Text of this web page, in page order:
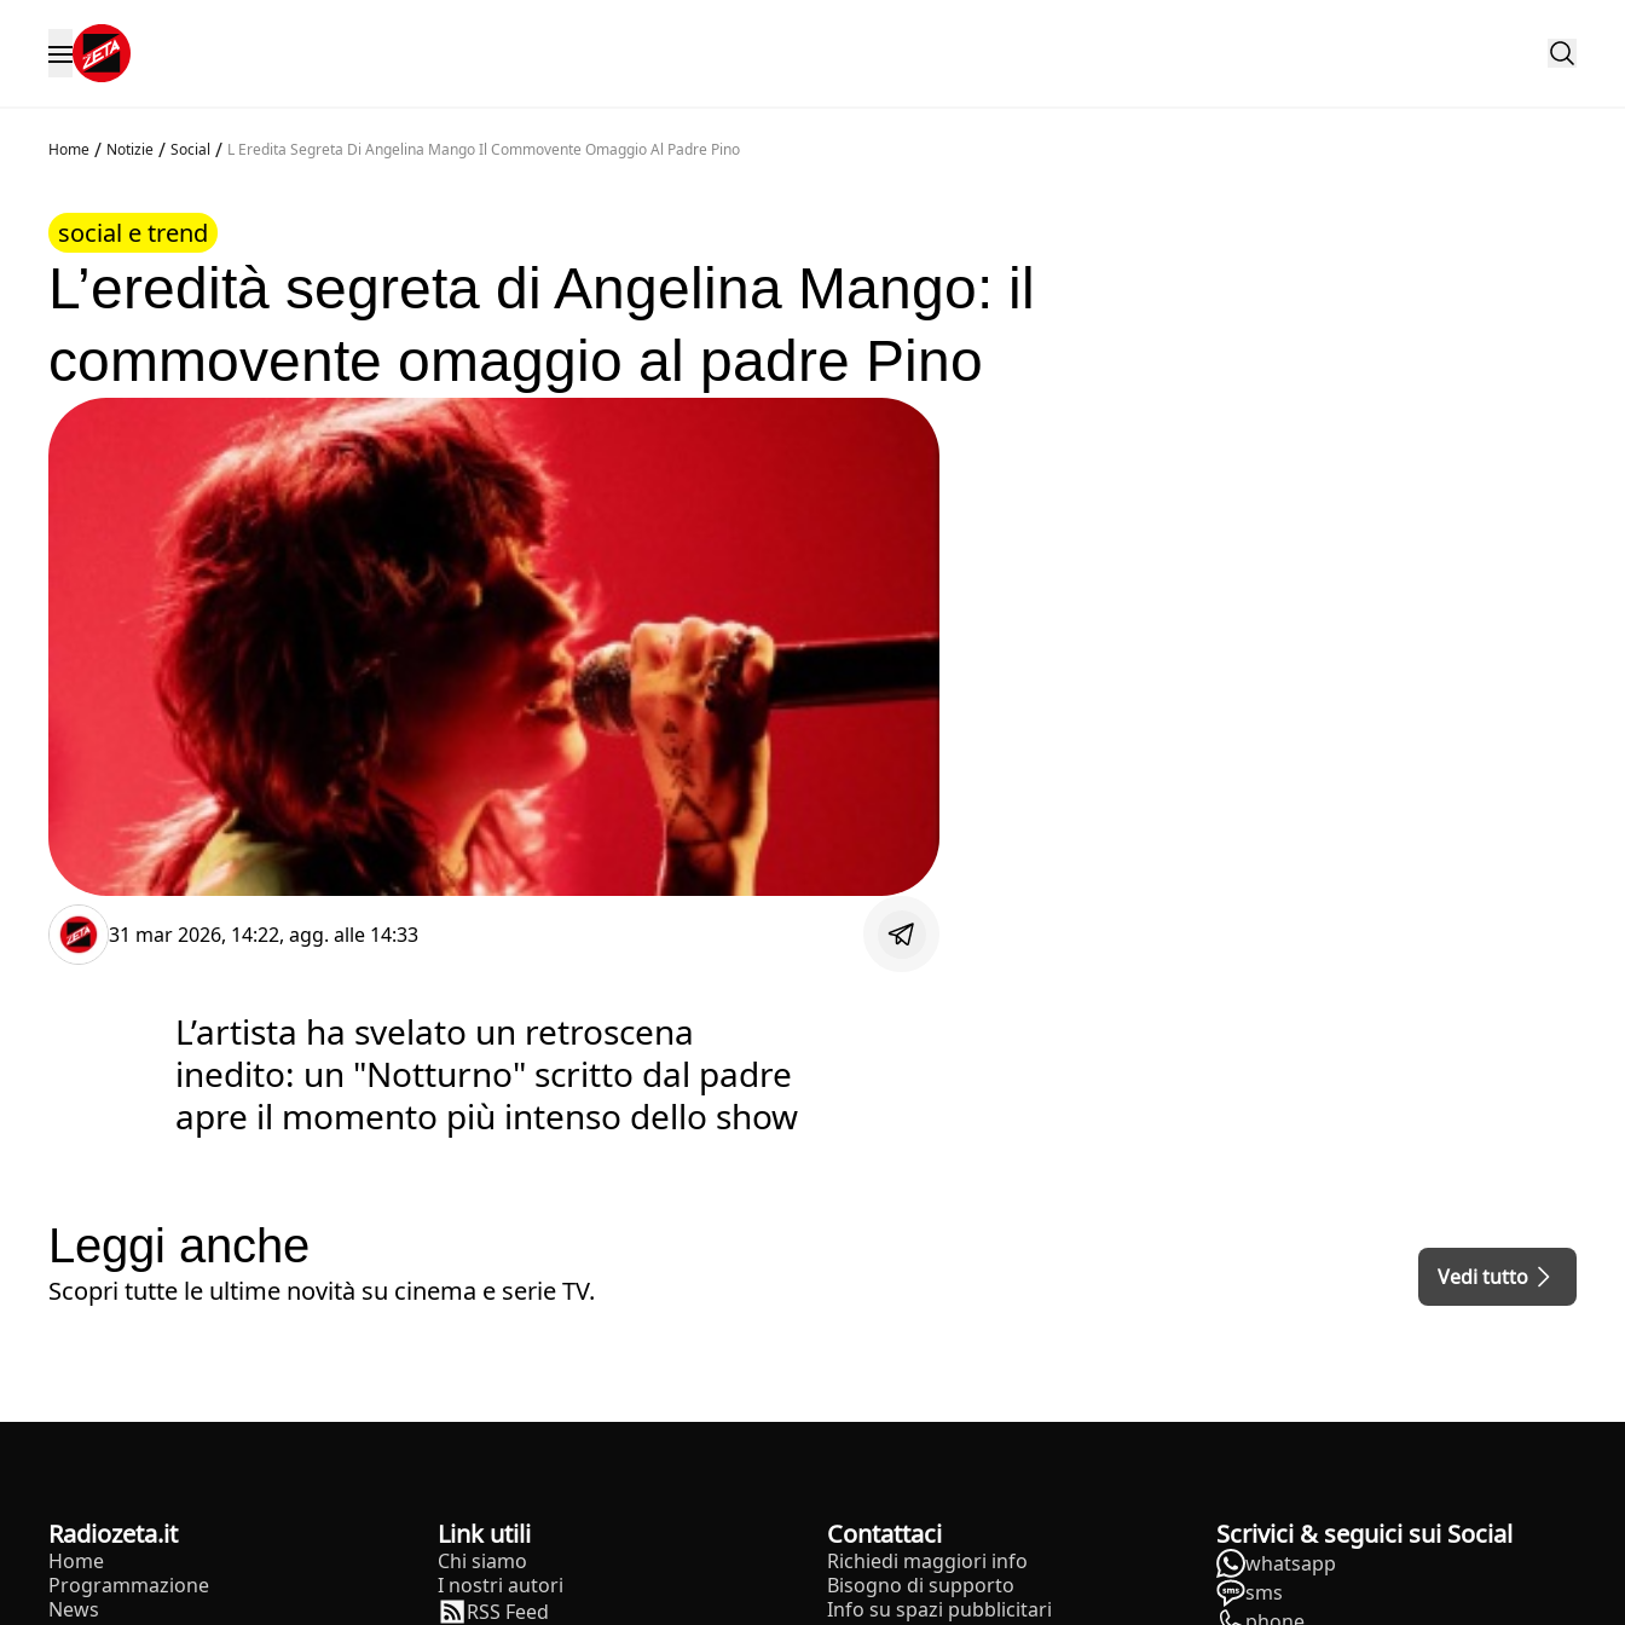
Home / Notizie / Social / L Eredita Segreta Di Angelina Mango Il Commovente Omaggio Al Padre Pino
social e trend
L’eredità segreta di Angelina Mango: il
commovente omaggio al padre Pino
31 mar 2026, 14:22, agg. alle 14:33
L’artista ha svelato un retroscena
inedito: un "Notturno" scritto dal padre
apre il momento più intenso dello show
Leggi anche
Scopri tutte le ultime novità su cinema e serie TV. Vedi tutto
radiozeta.it
Home
Programmazione
News
Link utili
Chi siamo
I nostri autori
RSS Feed
Contattaci
Richiedi maggiori info
Bisogno di supporto
Info su spazi pubblicitari
Scrivici & seguici sui Social
whatsapp
sms